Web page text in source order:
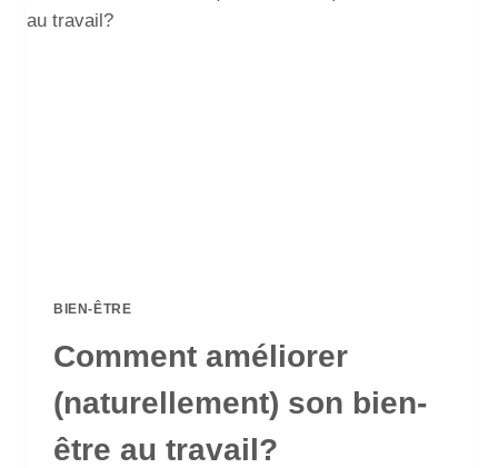
BIEN-ÊTRE
Comment améliorer
(naturellement) son bien-
être au travail?